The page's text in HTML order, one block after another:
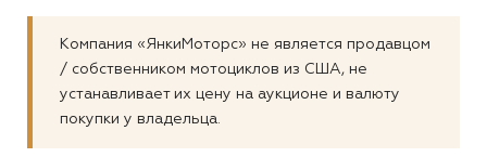
Компания «ЯнкиМоторс» не является продавцом
/ собственником мотоциклов из США, не
устанавливает их цену на аукционе и валюту
покупки у владельца.